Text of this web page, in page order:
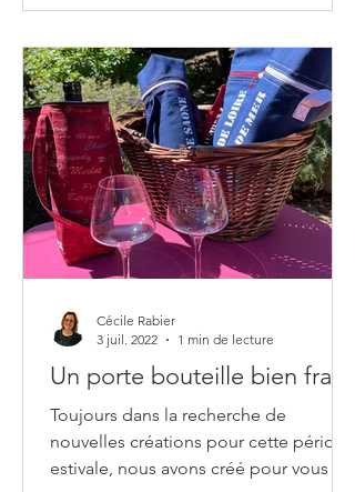
Un porte bouteille bien frais
Toujours dans la recherche de
nouvelles créations pour cette période
estivale, nous avons créé pour vous un
Cécile Rabier
3 juil. 2022
1 min de lecture